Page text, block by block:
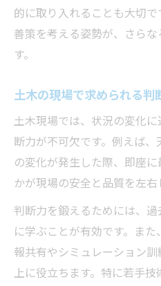
的に取り入れることも大切
善策を考える姿勢が、さら
す。
土木の現場で求められる判
土木現場では、状況の変化に
断力が不可欠です。例えば
の変化が発生した際、即座
かが現場の安全と品質を左右
判断力を鍛えるためには、
に学ぶことが有効です。ま
報共有やシミュレーション
上に役立ちます。特に若手